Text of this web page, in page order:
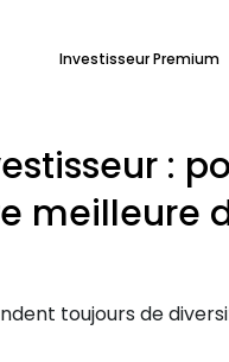
Investisseur Premium
:
meilleure
toujours de